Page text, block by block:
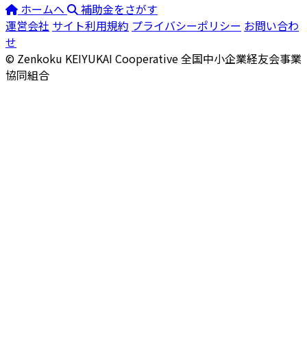
ホームへ
補助金をさがす
運営会社 サイト利用規約 プライバシーポリシー お問い合わ
せ
© Zenkoku KEIYUKAI Cooperative全国中小企業経友会事業
協同組合